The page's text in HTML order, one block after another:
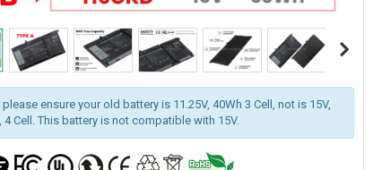
ensure your old battery is 11.25V, 40Wh 3 Cell, not is 15V,
4 Cell. This battery is not compatible with 15V.